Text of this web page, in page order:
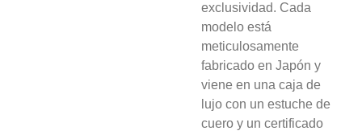
exclusividad. Cada
modelo está
meticulosamente
fabricado en Japón y
viene en una caja de
lujo con un estuche de
cuero y un certificado